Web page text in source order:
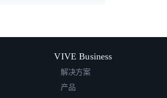
VIVE Business
解决方案
产品